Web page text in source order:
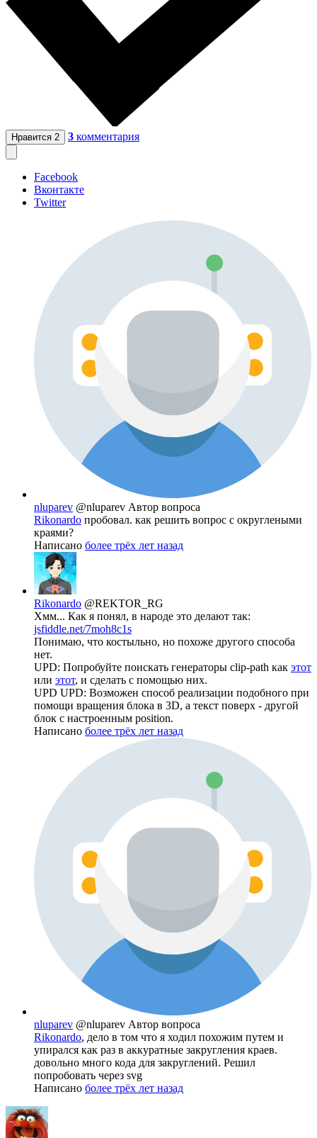
Нравится 2 3 комментария
Facebook
Вконтакте
Twitter
nluparev @nluparev Автор вопроса
Rikonardo пробовал. как решить вопрос с округлеными
краями?
Написано более трёх лет назад
Rikonardo @REKTOR_RG
Хмм... Как я понял, в народе это делают так:
jsfiddle.net/7moh8c1s
Понимаю, что костыльно, но похоже другого способа
нет.
UPD: Попробуйте поискать генераторы clip-path как этот
или этот, и сделать с помощью них.
UPD UPD: Возможен способ реализации подобного при
помощи вращения блока в 3D, а текст поверх - другой
блок с настроенным position.
Написано более трёх лет назад
nluparev @nluparev Автор вопроса
Rikonardo, дело в том что я ходил похожим путем и
упирался как раз в аккуратные закругления краев.
довольно много кода для закруглений. Решил
попробовать через svg
Написано более трёх лет назад